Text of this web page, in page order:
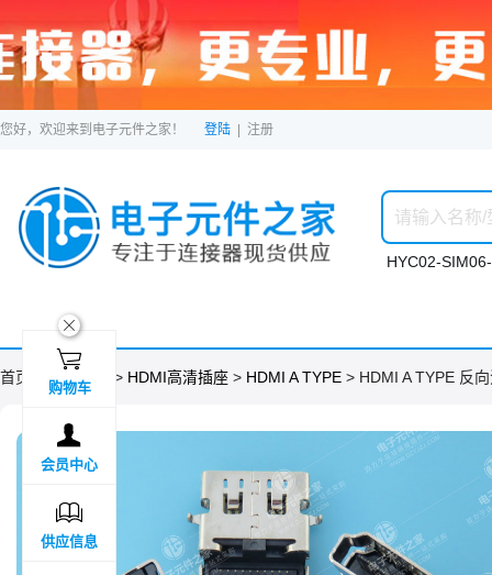
您好，欢迎来到电子元件之家！ 登陆 注册
HYC02-
首页 > 分类目录 > HDMI高清插座 > HDMI A TYPE > HDMI A TYPE 反
ဆ

购物车

会员中心

供应信息